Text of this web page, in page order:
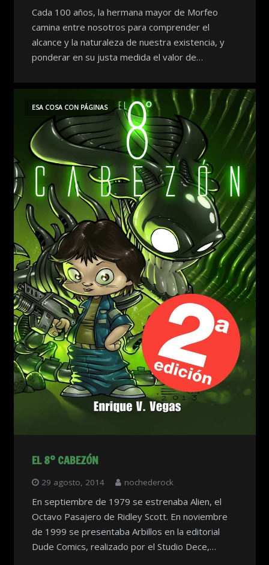
Cada 100 años, la hermana mayor de Morfeo
camina entre nosotros para comprender el
alcance y la naturaleza de nuestra existencia, y
ponderar en su justa medida el valor de…
EL 8º CABEZÓN
29 agosto, 2014 nochederock
ESA COSA CON PÁGINAS
En septiembre de 1979 se estrenaba Alien, el
Octavo Pasajero de Ridley Scott. En noviembre
de 1999 se presentaba Arbillos en la editorial
Dude Comics, realizado por el Studio Dece,…